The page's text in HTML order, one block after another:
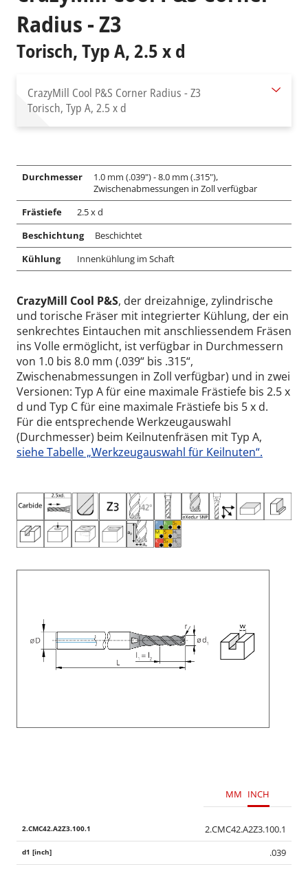
Radius - Z3
Torisch, Typ A, 2.5 x d
CrazyMill Cool P&S Corner Radius - Z3
Torisch, Typ A, 2.5 x d
Durchmesser
1.0 mm (.039") - 8.0 mm (.315"),
Zwischenabmessungen in Zoll verfügbar
Frästiefe
2.5 x d
Beschichtung
Beschichtet
Kühlung
Innenkühlung im Schaft
CrazyMill Cool P&S, der dreizahnige, zylindrische
und torische Fräser mit integrierter Kühlung, der ein
senkrechtes Eintauchen mit anschliessendem Fräsen
ins Volle ermöglicht, ist verfügbar in Durchmessern
von 1.0 bis 8.0 mm (.039“ bis .315“,
Zwischenabmessungen in Zoll verfügbar) und in zwei
Versionen: Typ A für eine maximale Frästiefe bis 2.5 x
d und Typ C für eine maximale Frästiefe bis 5 x d.
Für die entsprechende Werkzeugauswahl
(Durchmesser) beim Keilnutenfräsen mit Typ A,
siehe Tabelle „Werkzeugauswahl für Keilnuten“.
MM INCH
2.CMC42.A2Z3.100.1
.039